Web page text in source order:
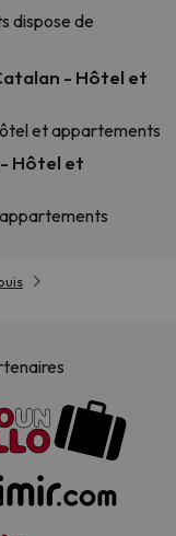
dispose de
- Hôtel et
et appartements
- Hôtel et